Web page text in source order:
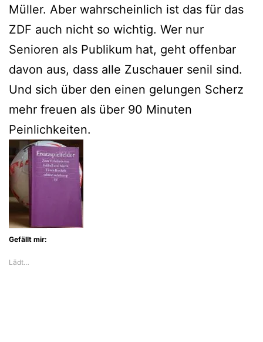
Müller. Aber wahrscheinlich ist das für das
ZDF auch nicht so wichtig. Wer nur
Senioren als Publikum hat, geht offenbar
davon aus, dass alle Zuschauer senil sind.
Und sich über den einen gelungen Scherz
mehr freuen als über 90 Minuten
Peinlichkeiten.
Gefällt mir:
Lädt…